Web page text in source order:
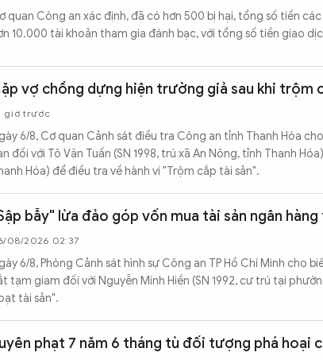
quan Công an xác định, đã có hơn 500 bị hại, tổng số tiền
10.000 tài khoản tham gia đánh bạc, với tổng số tiền giao
vợ chồng dựng hiện trường giả sau khi trộm
giờ trước
6/8, Cơ quan Cảnh sát điều tra Công an tỉnh Thanh Hóa
đối với Tô Văn Tuấn (SN 1998, trú xã An Nông, tỉnh Thanh
Hóa) để điều tra về hành vi "Trộm cắp tài sản".
bẫy" lừa đảo góp vốn mua tài sản ngân hàng
08/2026 02:37
6/8, Phòng Cảnh sát hình sự Công an TP Hồ Chí Minh cho
tạm giam đối với Nguyễn Minh Hiền (SN 1992, cư trú tại
tài sản".
phạt 7 năm 6 tháng tù đối tượng phá hoại